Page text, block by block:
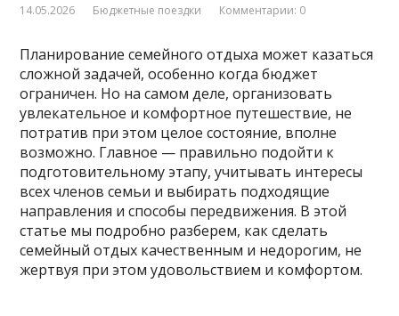
14.05.2026 Бюджетные поездки Комментарии: 0
Планирование семейного отдыха может казаться
сложной задачей, особенно когда бюджет
ограничен. Но на самом деле, организовать
увлекательное и комфортное путешествие, не
потратив при этом целое состояние, вполне
возможно. Главное — правильно подойти к
подготовительному этапу, учитывать интересы
всех членов семьи и выбирать подходящие
направления и способы передвижения. В этой
статье мы подробно разберем, как сделать
семейный отдых качественным и недорогим, не
жертвуя при этом удовольствием и комфортом.